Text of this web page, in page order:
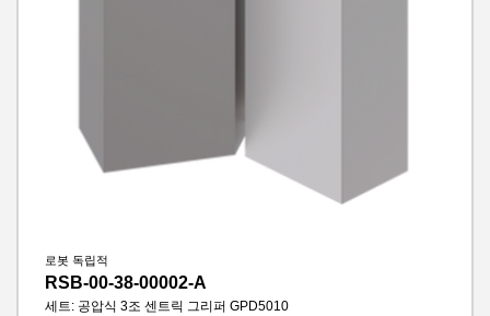
로봇 독립적
RSB-00-38-00002-A
세트: 공압식 3조 센트릭 그리퍼 GPD5010